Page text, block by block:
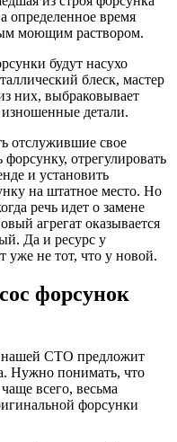
определенное время
моющим раствором.
будут насухо
блеск, мастер
них, выбраковывает
детали.
отслужившие свое
отрегулировать
и установить
на штатное место. Но
речь идет о замене
агрегат оказывается
Да и ресурс у
уже не тот, что у новой.
форсунок
нашей СТО предложит
Нужно понимать, что
всего, весьма
форсунки